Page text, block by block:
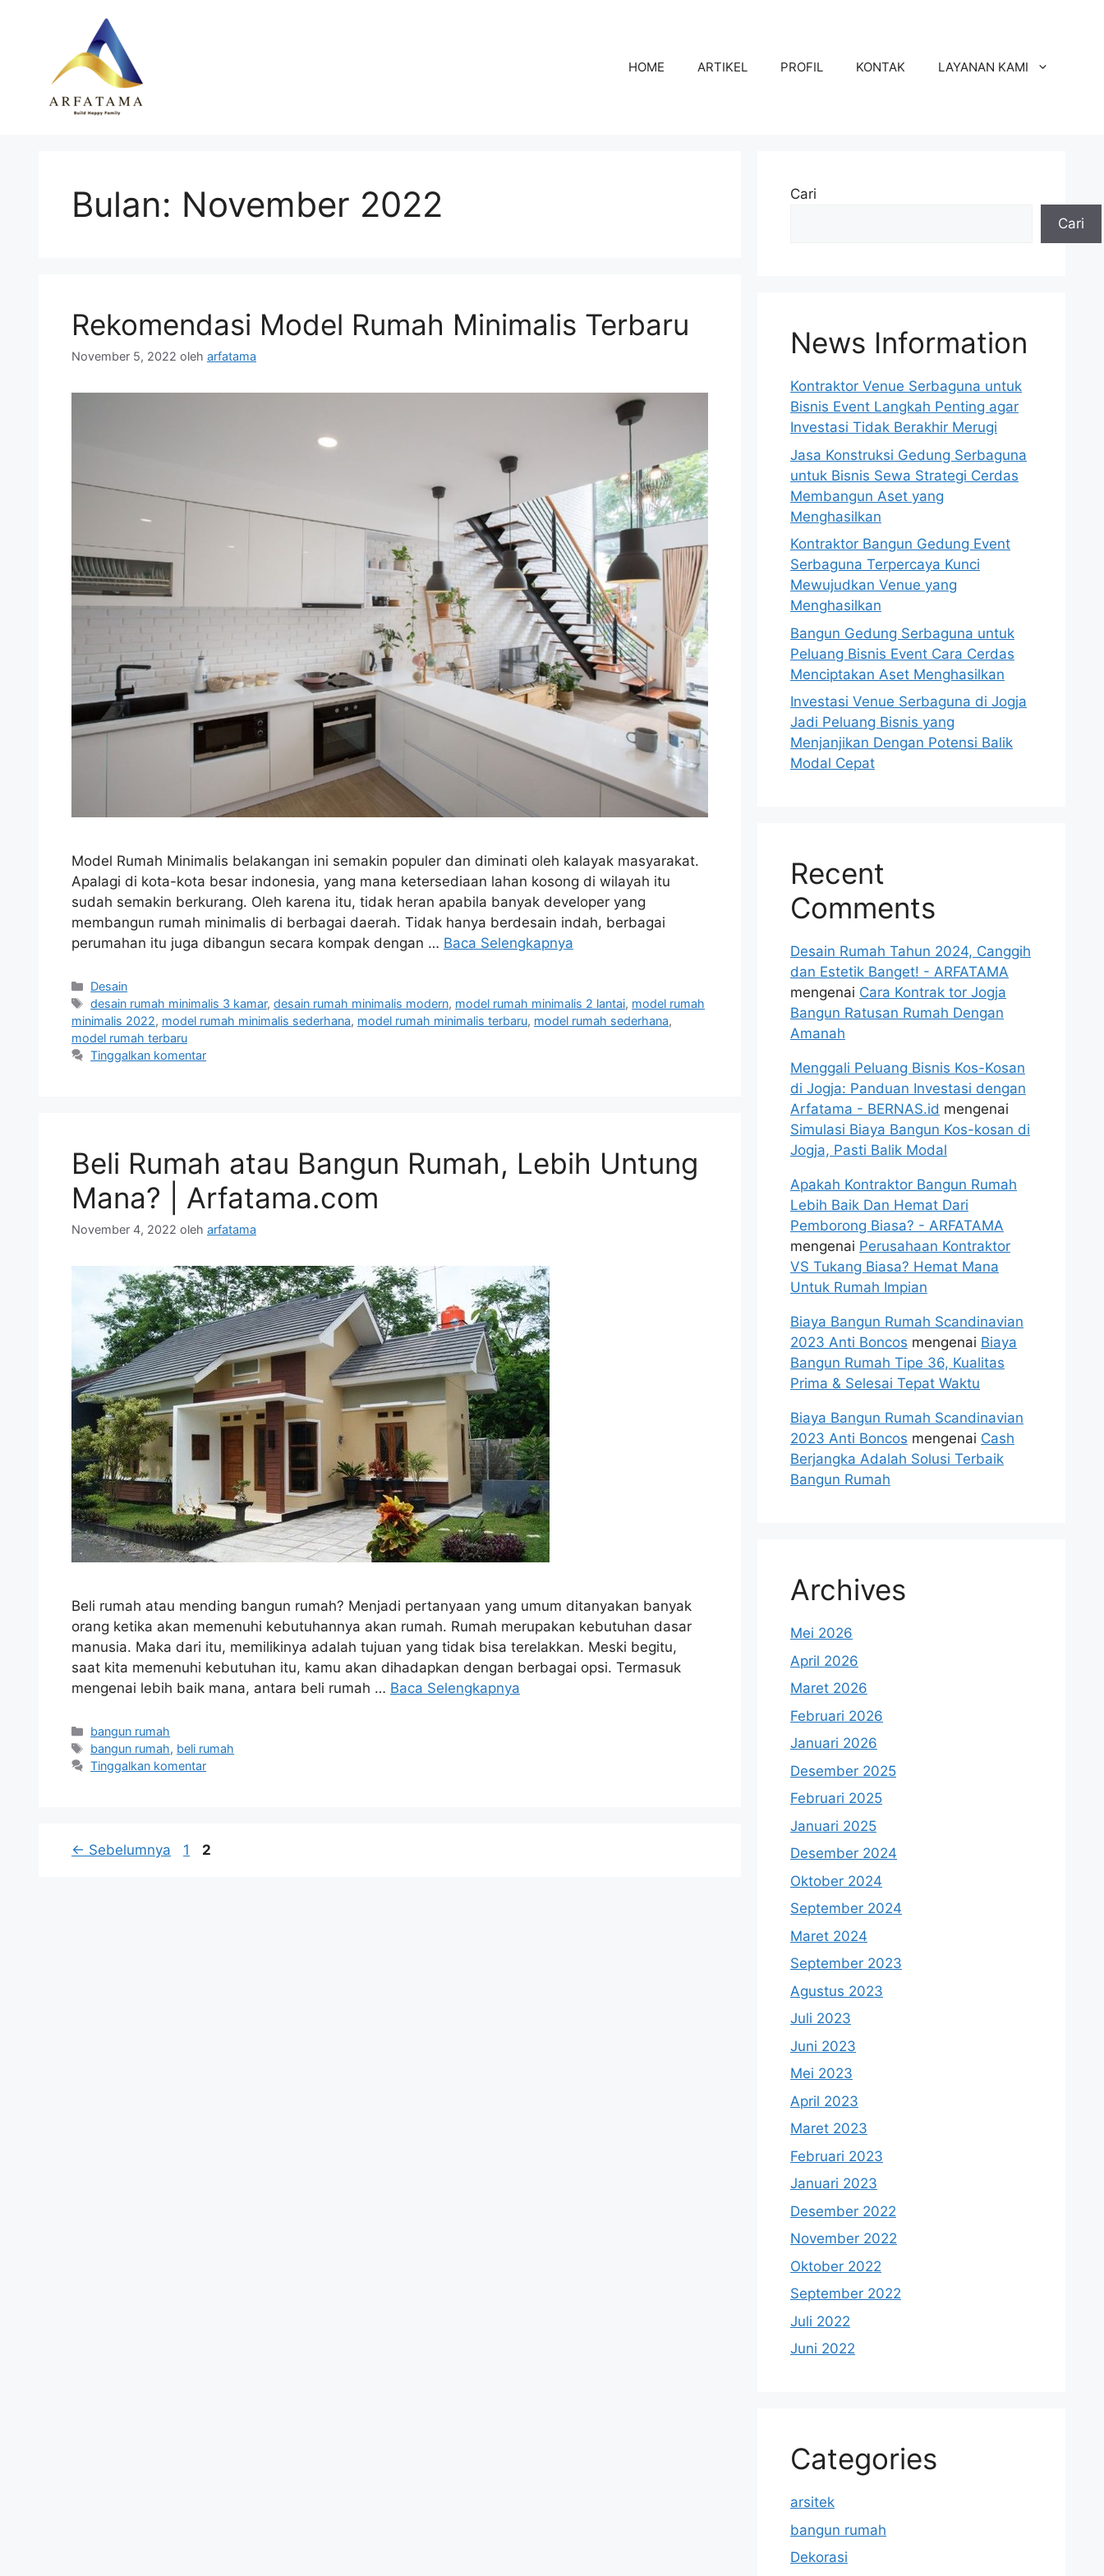
HOME ARTIKEL PROFIL KONTAK LAYANAN KAMI
Bulan: November 2022
Rekomendasi Model Rumah Minimalis Terbaru
November 5, 2022 oleh arfatama
Model Rumah Minimalis belakangan ini semakin populer dan diminati oleh kalayak masyarakat.
Apalagi di kota-kota besar indonesia, yang mana ketersediaan lahan kosong di wilayah itu
sudah semakin berkurang. Oleh karena itu, tidak heran apabila banyak developer yang
membangun rumah minimalis di berbagai daerah. Tidak hanya berdesain indah, berbagai
perumahan itu juga dibangun secara kompak dengan … Baca Selengkapnya
Kategori
Desain
Tag
desain rumah minimalis 3 kamar,desain rumah minimalis modern, model rumah minimalis 2 lantai, model rumah
minimalis 2022, model rumah minimalis sederhana, model rumah minimalis terbaru, model rumah sederhana,
model rumah terbaru
Tinggalkan komentar
Beli Rumah atau Bangun Rumah, Lebih Untung
Mana? | Arfatama.com
November 4, 2022 oleh arfatama
Beli rumah atau mending bangun rumah? Menjadi pertanyaan yang umum ditanyakan banyak
orang ketika akan memenuhi kebutuhannya akan rumah. Rumah merupakan kebutuhan dasar
manusia. Maka dari itu, memilikinya adalah tujuan yang tidak bisa terelakkan. Meski begitu,
saat kita memenuhi kebutuhan itu, kamu akan dihadapkan dengan berbagai opsi. Termasuk
mengenai lebih baik mana, antara beli rumah … Baca Selengkapnya
Kategori
bangun rumah
Tag
bangun rumah, beli rumah
Tinggalkan komentar
← Sebelumnya Halaman
1 Halaman
2
Cari
Cari
News Information
Kontraktor Venue Serbaguna untuk
Bisnis Event Langkah Penting agar
Investasi Tidak Berakhir Merugi
Jasa Konstruksi Gedung Serbaguna
untuk Bisnis Sewa Strategi Cerdas
Membangun Aset yang
Menghasilkan
Kontraktor Bangun Gedung Event
Serbaguna Terpercaya Kunci
Mewujudkan Venue yang
Menghasilkan
Bangun Gedung Serbaguna untuk
Peluang Bisnis Event Cara Cerdas
Menciptakan Aset Menghasilkan
Investasi Venue Serbaguna di Jogja
Jadi Peluang Bisnis yang
Menjanjikan Dengan Potensi Balik
Modal Cepat
Recent
Comments
Desain Rumah Tahun 2024, Canggih
dan Estetik Banget! - ARFATAMA
mengenai Cara Kontrak tor Jogja
Bangun Ratusan Rumah Dengan
Amanah
Menggali Peluang Bisnis Kos-Kosan
di Jogja: Panduan Investasi dengan
Arfatama - BERNAS.id mengenai
Simulasi Biaya Bangun Kos-kosan di
Jogja, Pasti Balik Modal
Apakah Kontraktor Bangun Rumah
Lebih Baik Dan Hemat Dari
Pemborong Biasa? - ARFATAMA
mengenai Perusahaan Kontraktor
VS Tukang Biasa? Hemat Mana
Untuk Rumah Impian
Biaya Bangun Rumah Scandinavian
2023 Anti Boncos mengenai Biaya
Bangun Rumah Tipe 36, Kualitas
Prima & Selesai Tepat Waktu
Biaya Bangun Rumah Scandinavian
2023 Anti Boncos mengenai Cash
Berjangka Adalah Solusi Terbaik
Bangun Rumah
Archives
Mei 2026
April 2026
Maret 2026
Februari 2026
Januari 2026
Desember 2025
Februari 2025
Januari 2025
Desember 2024
Oktober 2024
September 2024
Maret 2024
September 2023
Agustus 2023
Juli 2023
Juni 2023
Mei 2023
April 2023
Maret 2023
Februari 2023
Januari 2023
Desember 2022
November 2022
Oktober 2022
September 2022
Juli 2022
Juni 2022
Categories
arsitek
bangun rumah
Dekorasi